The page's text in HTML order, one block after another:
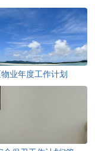
业年度工作计划